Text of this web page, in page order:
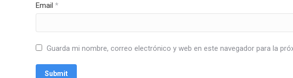
Email *
Guarda mi nombre, correo electrónico y web en este navegador para la